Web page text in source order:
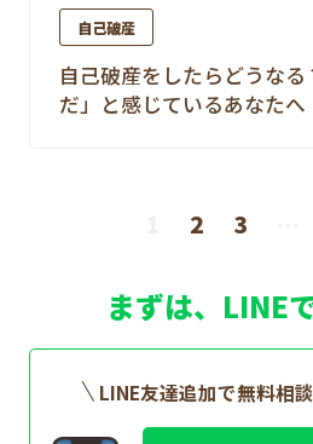
自己破産
自己破産をしたらどうな
だ」と感じているあなたへ
2 3
まずは、LINE
LINE友達追加で無料相